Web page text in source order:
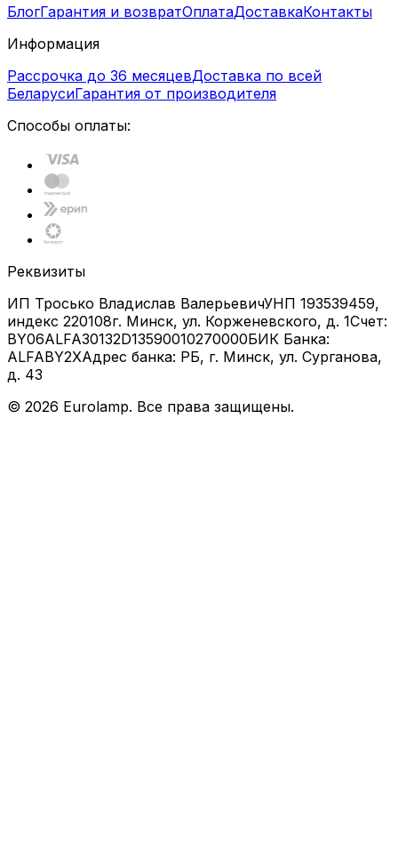
БлогГарантия и возвратОплатаДоставкаКонтакты
Информация
Рассрочка до 36 месяцевДоставка по всей
БеларусиГарантия от производителя
Способы оплаты:
Реквизиты
ИП Тросько Владислав ВалерьевичУНП 193539459,
индекс 220108г. Минск, ул. Корженевского, д. 1Счет:
BY06ALFA30132D13590010270000БИК Банка:
ALFABY2XАдрес банка: РБ, г. Минск, ул. Сурганова,
д. 43
© 2026 Eurolamp. Все права защищены.